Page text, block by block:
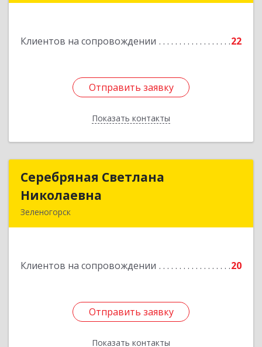
Клиентов на сопровождении 22
Отправить заявку
Показать контакты
Подробнее
Отправить заявку
Назад
Серебряная Светлана
Николаевна
Зеленогорск
Клиентов на сопровождении 20
Отправить заявку
Показать контакты
Серебряная Светлана
Подробнее
Отправить заявку
Назад